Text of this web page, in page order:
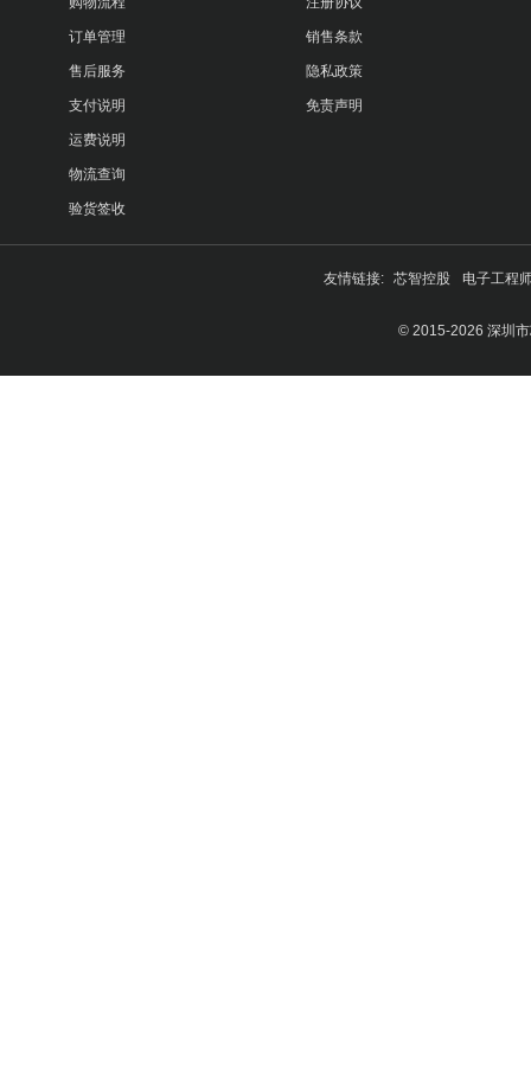
订单管理
售后服务
支付说明
运费说明
物流查询
验货签收
销售条款
隐私政策
免责声明
友情链接: 芯智控股 电子工程
© 2015-2026 深圳